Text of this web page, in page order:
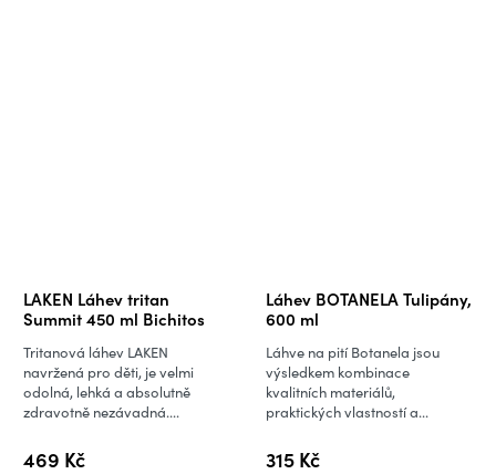
LAKEN Láhev tritan
Summit 450 ml Bichitos
469 Kč
Tritanová láhev LAKEN
navržená pro děti, je velmi
odolná, lehká a absolutně
zdravotně nezávadná....
Láhev BOTANELA Tulipány,
600 ml
315 Kč
Láhve na pití Botanela jsou
výsledkem kombinace
kvalitních materiálů,
praktických vlastností a...